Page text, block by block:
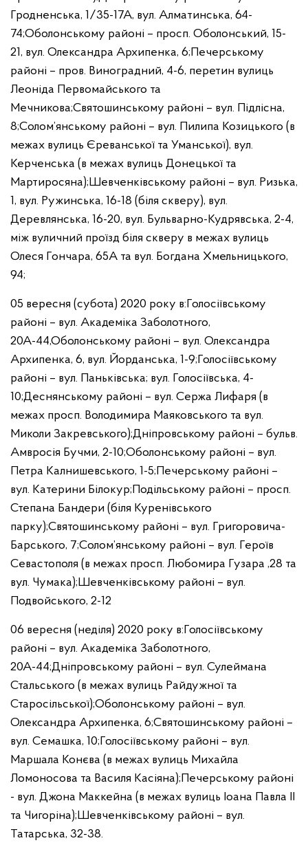
Гродненська, 1/35-17А, вул. Алматинська, 64-
74;Оболонському районі – просп. Оболонський, 15-
21, вул. Олександра Архипенка, 6;Печерському
районі – пров. Виноградний, 4-6, перетин вулиць
Леоніда Первомайського та
Мечникова;Святошинському районі – вул. Підлісна,
8;Солом’янському районі – вул. Пилипа Козицького (в
межах вулиць Єреванської та Уманської), вул.
Керченська (в межах вулиць Донецької та
Мартиросяна);Шевченківському районі – вул. Ризька,
1, вул. Ружинська, 16-18 (біля скверу), вул.
Деревлянська, 16-20, вул. Бульварно-Кудрявська, 2-4,
між вуличний проїзд біля скверу в межах вулиць
Олеся Гончара, 65А та вул. Богдана Хмельницького,
94;
05 вересня (субота) 2020 року в:Голосіївському
районі – вул. Академіка Заболотного,
20А-44,Оболонському районі – вул. Олександра
Архипенка, 6, вул. Йорданська, 1-9;Голосіївському
районі – вул. Паньківська; вул. Голосіївська, 4-
10;Деснянському районі – вул. Сержа Лифаря (в
межах просп. Володимира Маяковського та вул.
Миколи Закревського);Дніпровському районі – бульв.
Амвросія Бучми, 2-10;Оболонському районі – вул.
Петра Калнишевського, 1-5;Печерському районі –
вул. Катерини Білокур;Подільському районі – просп.
Степана Бандери (біля Куренівського
парку);Святошинському районі – вул. Григоровича-
Барського, 7;Солом’янському районі – вул. Героїв
Севастополя (в межах просп. Любомира Гузара ,28 та
вул. Чумака);Шевченківському районі – вул.
Подвойського, 2-12
06 вересня (неділя) 2020 року в:Голосіївському
районі – вул. Академіка Заболотного,
20А-44;Дніпровському районі – вул. Сулеймана
Стальського (в межах вулиць Райдужної та
Старосільської);Оболонському районі – вул.
Олександра Архипенка, 6;Святошинському районі –
вул. Семашка, 10;Голосіївському районі – вул.
Маршала Конєва (в межах вулиць Михайла
Ломоносова та Василя Касіяна);Печерському районі
- вул. Джона Маккейна (в межах вулиць Іоана Павла II
та Чигоріна);Шевченківському районі – вул.
Татарська, 32-38.